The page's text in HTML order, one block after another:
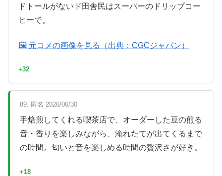
ドトールがないド田舎民はスーパーのドリップコー
ヒーで。
🖼 元コメの画像を見る（出典：CGCジャパン）
+32
89. 匿名 2026/06/30
手焙煎してくれる喫茶店で、オーダーした豆の煎る
音・香りを楽しみながら、淹れたてが出てくるまで
の時間。匂いと音を楽しめる時間の贅沢さが好き。
+18